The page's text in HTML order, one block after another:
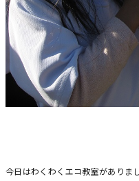
今日はわくわくエコ教室がありま